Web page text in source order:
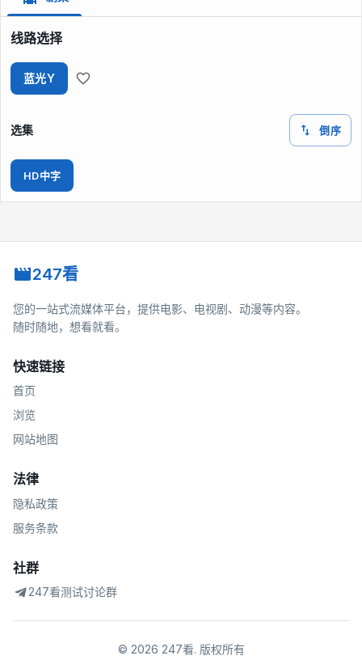
线路选择
蓝光Y
选集 倒序
HD中字
247看
您的一站式流媒体平台，提供电影、电视剧、动漫等内容。
随时随地，想看就看。
快速链接
首页
浏览
网站地图
法律
隐私政策
服务条款
社群
247看测试讨论群
© 2026 247看. 版权所有